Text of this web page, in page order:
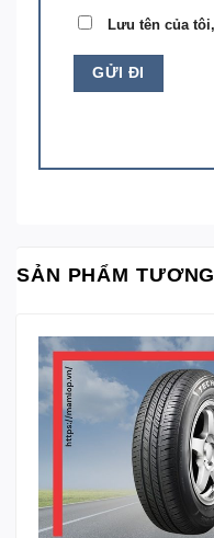
Lưu tên của
SẢN PHẨM